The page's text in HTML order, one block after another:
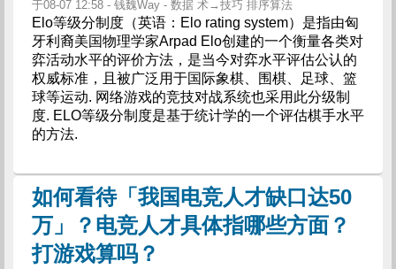
于08-07 12:58 - 钱魏Way - 数据 术→技巧 排序算法
Elo等级分制度（英语：Elo rating system）是指由匈
牙利裔美国物理学家Arpad Elo创建的一个衡量各类对
弈活动水平的评价方法，是当今对弈水平评估公认的
权威标准，且被广泛用于国际象棋、围棋、足球、篮
球等运动. 网络游戏的竞技对战系统也采用此分级制
度. ELO等级分制度是基于统计学的一个评估棋手水平
的方法.
如何看待「我国电竞人才缺口达50
万」？电竞人才具体指哪些方面？
打游戏算吗？